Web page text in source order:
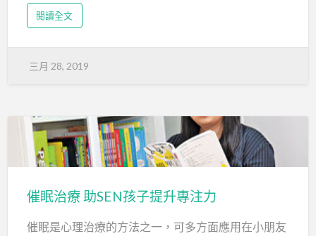
個好媒介！
先解釋一下甚麼是語言前技能吧！語言前技能就是兒
童能明白別人的說話或自己說話前所建立的技巧，包
語言前技能（一）共同專注
溝通是需要兩個人一起談及相同的事情才能成事的，
如果一個人在說：「我好口渴」，但另一個人說：
通。因此孩子也要建立與其他人專注於同一個活動的
閱讀全文
三月 28, 2019
催眠治療 助SEN孩子提升專注力
催眠是心理治療的方法之一，可多方面應用在小朋友